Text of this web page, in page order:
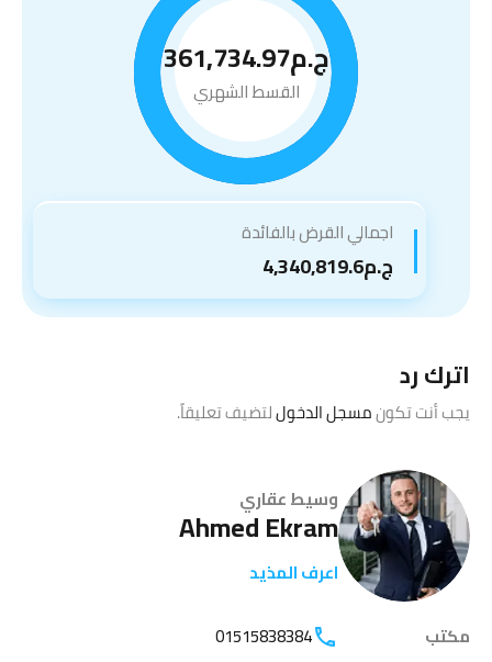
ج.م361,734.97
القسط الشهري
اجمالي القرض بالفائدة
ج.م4,340,819.6
اترك رد
يجب أنت تكونمسجل الدخوللتضيف تعليقاً.
وسيط عقاري
Ahmed Ekram
اعرف المذيد
مكتب
01515838384